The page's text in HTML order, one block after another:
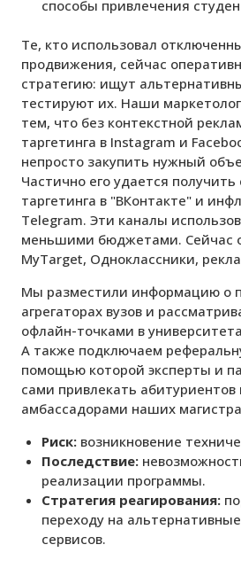
способы привлечения
Те, кто использовал
продвижения, сейчас
стратегию: ищут
тестируют их. Наши
тем, что без контекстной
таргетинга в Instagram и
непросто закупить нужный
Частично его удается
таргетинга в "ВКонтакте" и
Telegram. Эти каналы
меньшими бюджетами. Сейчас
MyTarget, Одноклассники,
Мы разместили информацию о
агрегаторах вузов и
офлайн-точками в
А также подключаем
помощью которой эксперты и
сами привлекать абитуриентов
амбассадорами наших
Риск: возникновение
Последствие:
реализации программы.
Стратегия реагирования:
переходу на
сервисов.